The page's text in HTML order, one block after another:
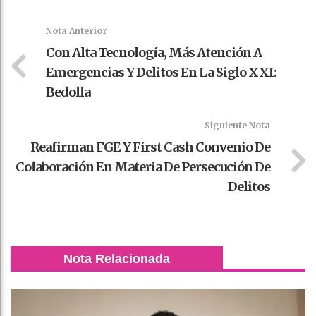
Nota Anterior
Con Alta Tecnología, Más Atención A
Emergencias Y Delitos En La Siglo XXI:
Bedolla
Siguiente Nota
Reafirman FGE Y First Cash Convenio De
Colaboración En Materia De Persecución De
Delitos
Nota Relacionada